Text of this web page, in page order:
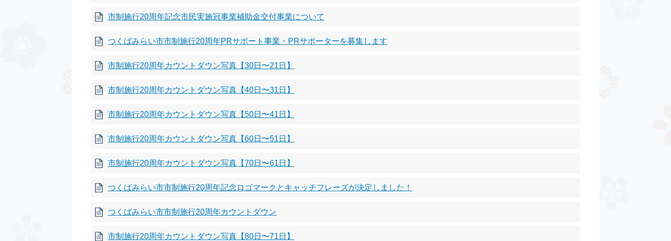
市制施行20周年記念市民実施冠事業補助金交付事業について
つくばみらい市市制施行20周年PRサポート事業・PRサポーターを募集します
市制施行20周年カウントダウン写真【30日〜21日】
市制施行20周年カウントダウン写真【40日〜31日】
市制施行20周年カウントダウン写真【50日〜41日】
市制施行20周年カウントダウン写真【60日〜51日】
市制施行20周年カウントダウン写真【70日〜61日】
つくばみらい市市制施行20周年記念ロゴマークとキャッチフレーズが決定しました！
つくばみらい市市制施行20周年カウントダウン
市制施行20周年カウントダウン写真【80日〜71日】